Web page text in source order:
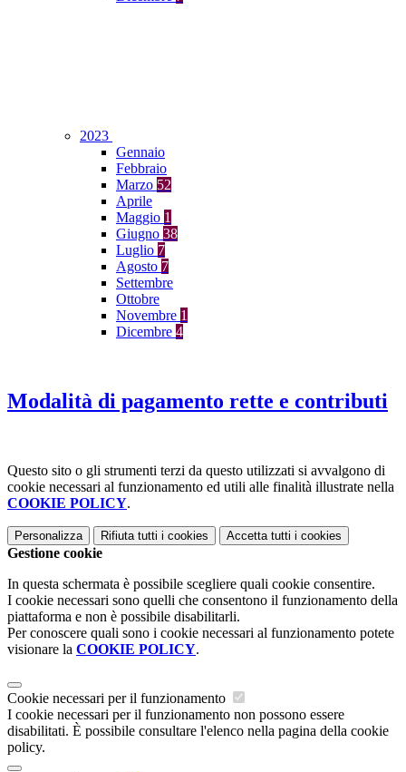
2023
Gennaio
Febbraio
Marzo 52
Aprile
Maggio 1
Giugno 38
Luglio 7
Agosto 7
Settembre
Ottobre
Novembre 1
Dicembre 4
Modalità di pagamento rette e contributi
Questo sito o gli strumenti terzi da questo utilizzati si avvalgono di
cookie necessari al funzionamento ed utili alle finalità illustrate nella
COOKIE POLICY.
Personalizza Rifiuta tutti i cookies Accetta tutti i cookies
Gestione cookie
In questa schermata è possibile scegliere quali cookie consentire.
I cookie necessari sono quelli che consentono il funzionamento della
piattaforma e non è possibile disabilitarli.
Per conoscere quali sono i cookie necessari al funzionamento potete
visionare la COOKIE POLICY.
Cookie necessari per il funzionamento
I cookie necessari per il funzionamento non possono essere
disabilitati. È possibile consultare l'elenco nella pagina della cookie
policy.